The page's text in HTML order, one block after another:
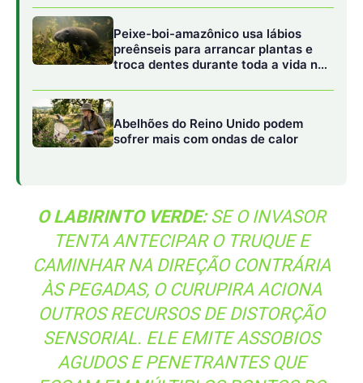
ÀS PEGADAS, O CURUPIRA ACIONA
OUTROS RECURSOS DE DISTORÇÃO
SENSORIAL. ELE EMITE ASSOBIOS
AGUDOS E PENETRANTES QUE
ECOAM EM MÚLTIPLOS PONTOS DO
DOSSEL, IMITA O CHORO DE ANIMAIS
ORIENTAÇÃO DO HUMANO ATÉ QUE
ESTE SE PERCA
IRREMEDIAVELMENTE NO LABIRINTO
VERDE.
A atuação do Curupira nas teias ecológicas míticas é
guiada por um princípio de justiça distributiva e respeito